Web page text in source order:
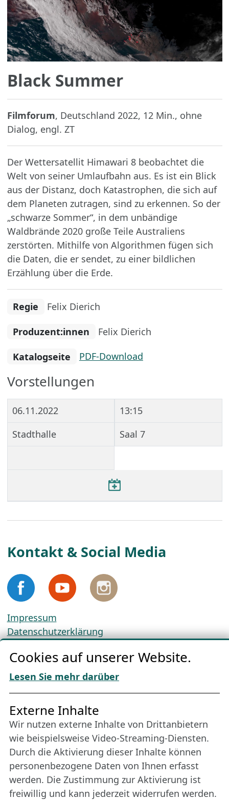
Black Summer
Filmforum, Deutschland 2022, 12 Min., ohne
Dialog, engl. ZT
Der Wettersatellit Himawari 8 beobachtet die
Welt von seiner Umlaufbahn aus. Es ist ein Blick
aus der Distanz, doch Katastrophen, die sich auf
dem Planeten zutragen, sind zu erkennen. So der
„schwarze Sommer“, in dem unbändige
Waldbrände 2020 große Teile Australiens
zerstörten. Mithilfe von Algorithmen fügen sich
die Daten, die er sendet, zu einer bildlichen
Erzählung über die Erde.
Regie Felix Dierich
Produzent:innen Felix Dierich
Katalogseite PDF-Download
Vorstellungen
06.11.2022
13:15
Stadthalle
Saal 7
Kontakt & Social Media
Impressum
Datenschutzerklärung
AGBs
Download „Nordic Tango“
Freundes­kreis
Bleiben Sie uns das ganze Jahr über verbunden:
Werden Sie Freund der Nordischen Filmtage
Lübeck.
Cookies auf unserer Website.
Lesen Sie mehr darüber
Externe Inhalte
Wir nutzen externe Inhalte von Drittanbietern
wie beispielsweise Video-Streaming-Diensten.
Durch die Aktivierung dieser Inhalte können
personenbezogene Daten von Ihnen erfasst
werden. Die Zustimmung zur Aktivierung ist
freiwillig und kann jederzeit widerrufen werden.